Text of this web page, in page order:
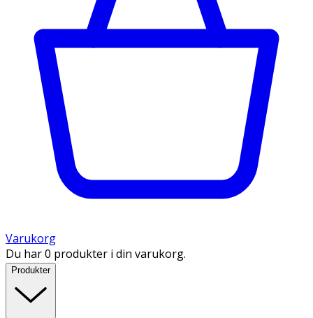
Varukorg
Du har 0 produkter i din varukorg.
Produkter